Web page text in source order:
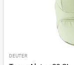
DEUTER